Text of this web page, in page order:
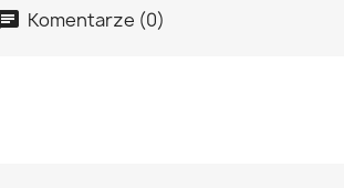
Komentarze (0)